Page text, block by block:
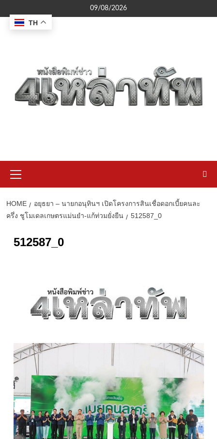
to
content
09/08/2026
Menu
HOME
อยุธยา – นายกอนุทินฯ เปิดโครงการสินเชื่อดอกเบี้ยคนละ
ครึ่ง ชูโมเดลเกษตรแม่นยำ-แก้ท่วมยั่งยืน
512587_0
512587_0
TH